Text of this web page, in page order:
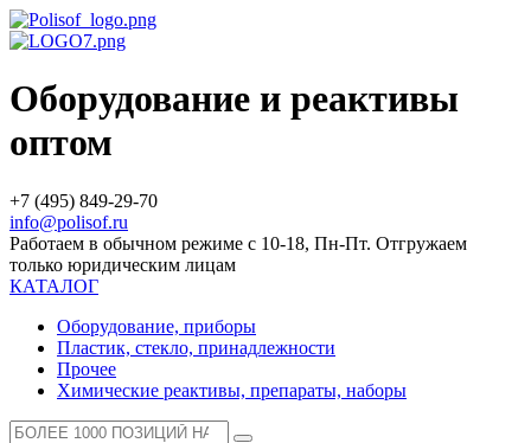
Оборудование и реактивы
оптом
+7 (495) 849-29-70
info@polisof.ru
Работаем в обычном режиме с 10-18, Пн-Пт. Отгружаем
только юридическим лицам
КАТАЛОГ
Оборудование, приборы
Пластик, стекло, принадлежности
Прочее
Химические реактивы, препараты, наборы